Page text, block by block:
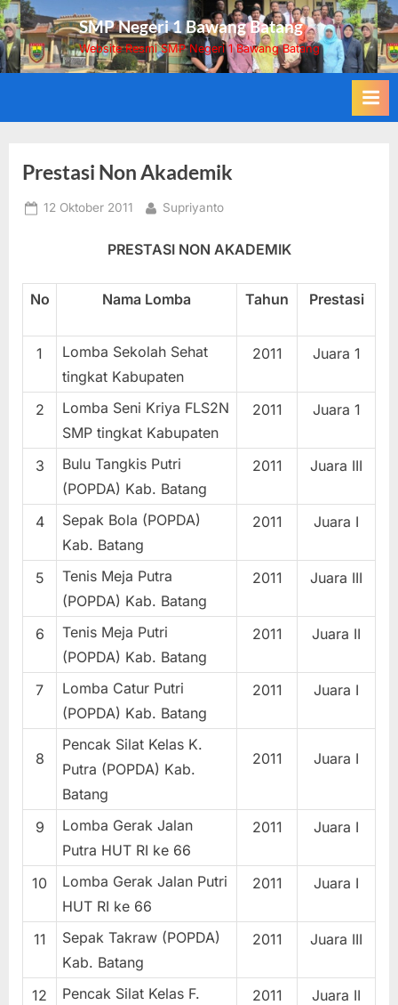
Skip
to
content
SMP Negeri 1 Bawang Batang
Website Resmi SMP Negeri 1 Bawang Batang
Prestasi Non Akademik
Posted
12 Oktober 2011 By
Supriyanto
PRESTASI NON AKADEMIK
No Nama Lomba Tahun Prestasi
1
Lomba Sekolah Sehat
tingkat Kabupaten
2011 Juara 1
2
Lomba Seni Kriya FLS2N
SMP tingkat Kabupaten
2011 Juara 1
3
Bulu Tangkis Putri
(POPDA) Kab. Batang
2011 Juara III
4
Sepak Bola (POPDA)
Kab. Batang
2011 Juara I
5
Tenis Meja Putra
(POPDA) Kab. Batang
2011 Juara III
6
Tenis Meja Putri
(POPDA) Kab. Batang
2011 Juara II
7
Lomba Catur Putri
(POPDA) Kab. Batang
2011 Juara I
8
Pencak Silat Kelas K.
Putra (POPDA) Kab.
Batang
2011 Juara I
9
Lomba Gerak Jalan
Putra HUT RI ke 66
2011 Juara I
10
Lomba Gerak Jalan Putri
HUT RI ke 66
2011 Juara I
11
Sepak Takraw (POPDA)
Kab. Batang
2011 Juara III
12
Pencak Silat Kelas F.
2011 Juara II